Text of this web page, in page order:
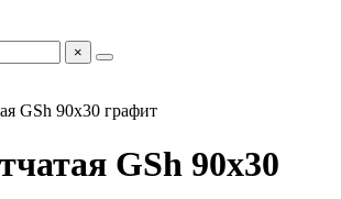
×
GSh 90х30 графит
GSh 90х30